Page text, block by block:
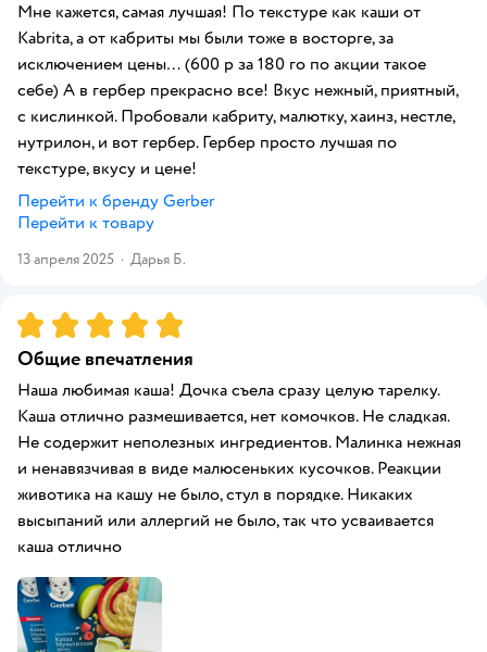
Мне кажется, самая лучшая! По текстуре как каши от
Kabrita, а от кабриты мы были тоже в восторге, за
исключением цены… (600 р за 180 го по акции такое
себе) А в гербер прекрасно все! Вкус нежный, приятный,
с кислинкой. Пробовали кабриту, малютку, хаинз, нестле,
нутрилон, и вот гербер. Гербер просто лучшая по
текстуре, вкусу и цене!
Перейти к бренду Gerber
Перейти к товару
13 апреля 2025 · Дарья Б.
Рейтинг:5
Общие впечатления
Наша любимая каша! Дочка съела сразу целую тарелку.
Каша отлично размешивается, нет комочков. Не сладкая.
Не содержит неполезных ингредиентов. Малинка нежная
и ненавязчивая в виде малюсеньких кусочков. Реакции
животика на кашу не было, стул в порядке. Никаких
высыпаний или аллергий не было, так что усваивается
каша отлично